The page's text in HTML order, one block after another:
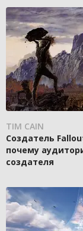
TIM CAIN
Создатель
почему
создателя